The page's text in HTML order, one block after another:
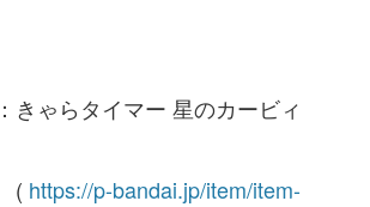
らタイマー 星のカービィ
https://p-bandai.jp/item/item-